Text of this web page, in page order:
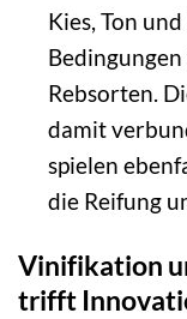
Kies, Ton
Rebsorten.
damit
spielen
die Reifung
Vinifikation
trifft